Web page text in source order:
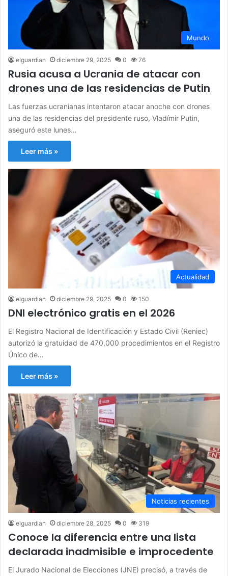
Mundo
elguardian diciembre 29, 2025 0 76
Rusia acusa a Ucrania de atacar con
drones una de las residencias de Putin
Las fuerzas ucranianas intentaron atacar anoche con drones
una de las residencias del presidente ruso, Vladímir Putin,
aseguró este lunes…
Leer más »
Actualidad
elguardian diciembre 29, 2025 0 150
DNI electrónico gratis en el 2026
El Registro Nacional de Identificación y Estado Civil (Reniec)
autorizó la gratuidad de 470,000 procedimientos en el Registro
Único de…
Leer más »
Noticias recientes
elguardian diciembre 28, 2025 0 319
Conoce la diferencia entre una lista
declarada inadmisible e improcedente
El Jurado Nacional de Elecciones (JNE) precisó, a través de